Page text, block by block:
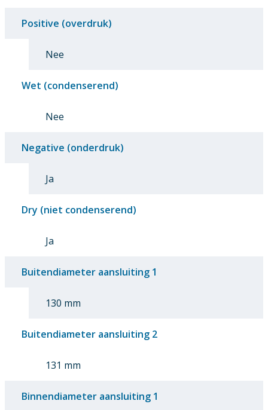
Positive (overdruk)
Nee
Wet (condenserend)
Nee
Negative (onderdruk)
Ja
Dry (niet condenserend)
Ja
Buitendiameter aansluiting 1
130 mm
Buitendiameter aansluiting 2
131 mm
Binnendiameter aansluiting 1